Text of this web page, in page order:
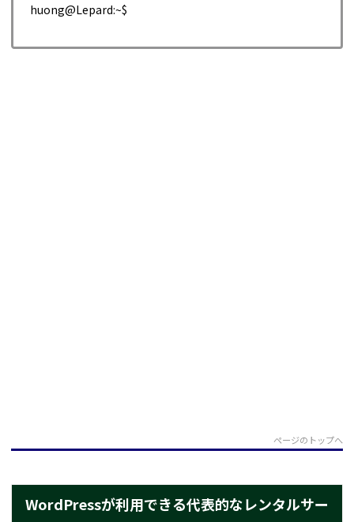
huong@Lepard:~$
ページのトップへ
WordPressが利用できる代表的なレンタルサー